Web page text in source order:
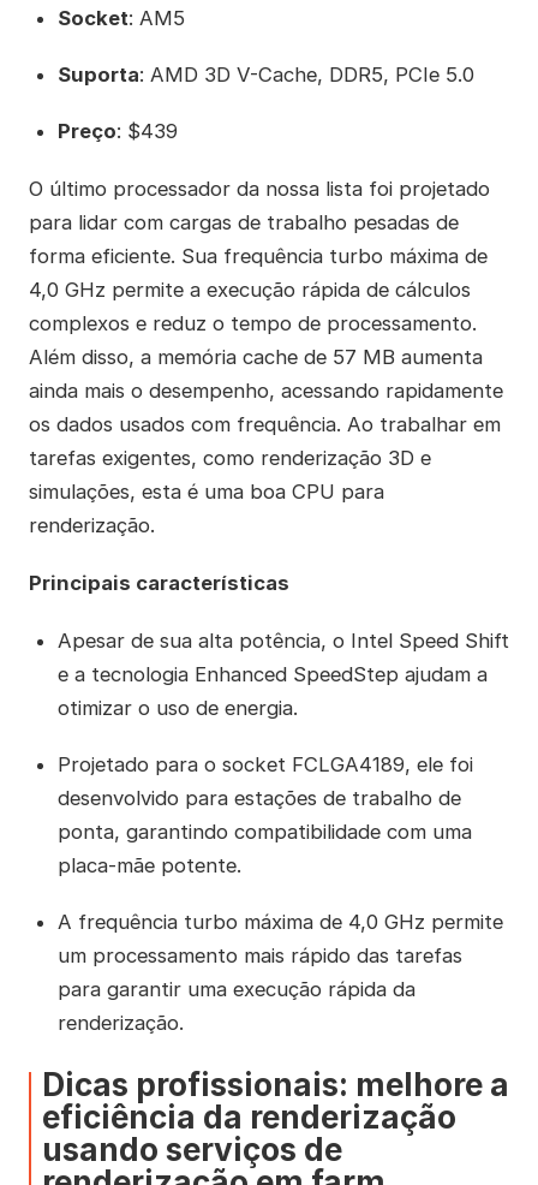
Socket: AM5
Suporta: AMD 3D V-Cache, DDR5, PCIe 5.0
Preço: $439
O último processador da nossa lista foi projetado
para lidar com cargas de trabalho pesadas de
forma eficiente. Sua frequência turbo máxima de
4,0 GHz permite a execução rápida de cálculos
complexos e reduz o tempo de processamento.
Além disso, a memória cache de 57 MB aumenta
ainda mais o desempenho, acessando rapidamente
os dados usados com frequência. Ao trabalhar em
tarefas exigentes, como renderização 3D e
simulações, esta é uma boa CPU para
renderização.
Principais características
Apesar de sua alta potência, o Intel Speed Shift
e a tecnologia Enhanced SpeedStep ajudam a
otimizar o uso de energia.
Projetado para o socket FCLGA4189, ele foi
desenvolvido para estações de trabalho de
ponta, garantindo compatibilidade com uma
placa-mãe potente.
A frequência turbo máxima de 4,0 GHz permite
um processamento mais rápido das tarefas
para garantir uma execução rápida da
renderização.
Dicas profissionais: melhore a
eficiência da renderização
usando serviços de